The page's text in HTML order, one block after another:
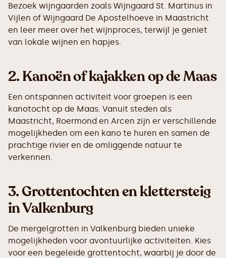
Bezoek wijngaarden zoals Wijngaard St. Martinus in
Vijlen of Wijngaard De Apostelhoeve in Maastricht
en leer meer over het wijnproces, terwijl je geniet
van lokale wijnen en hapjes.
2.Kanoën of kajakken op de Maas
Een ontspannen activiteit voor groepen is een
kanotocht op de Maas. Vanuit steden als
Maastricht, Roermond en Arcen zijn er verschillende
mogelijkheden om een kano te huren en samen de
prachtige rivier en de omliggende natuur te
verkennen.
3.Grottentochten en klettersteig
in Valkenburg
De mergelgrotten in Valkenburg bieden unieke
mogelijkheden voor avontuurlijke activiteiten. Kies
voor een begeleide grottentocht, waarbij je door de